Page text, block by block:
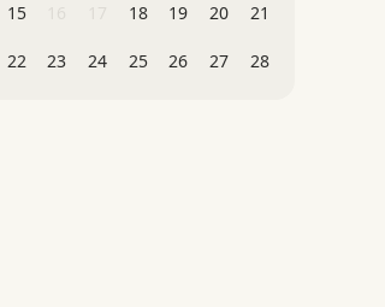
15 18 19 20 21
22 23 24 25 26 27 28